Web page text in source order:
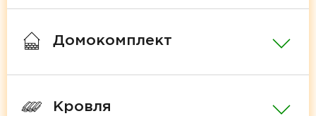
Домокомплект
Кровля